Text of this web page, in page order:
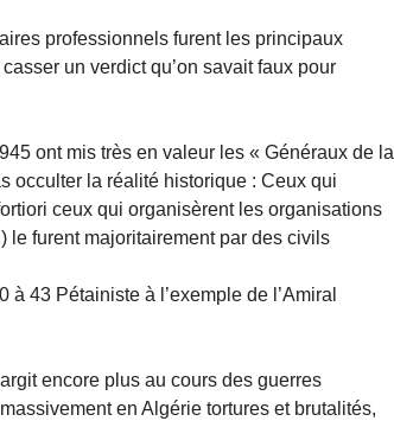
professionnels furent les principaux
un verdict qu’on savait faux pour
ont mis très en valeur les « Généraux de la
occulter la réalité historique : Ceux qui
ceux qui organisèrent les organisations
le furent majoritairement par des civils
43 Pétainiste à l’exemple de l’Amiral
encore plus au cours des guerres
en Algérie tortures et brutalités,